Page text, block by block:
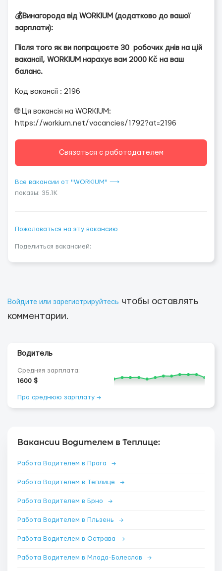
💰Винагорода від WORKIUM (додатково до вашої
зарплати):
Після того як ви попрацюєте 30 робочих днів на цій
вакансії, WORKIUM нарахує вам 2000 Kč на ваш
баланс.
Код вакансії : 2196
🌐 Ця вакансія на WORKIUM:
https://workium.net/vacancies/1792?at=2196
Связаться с работодателем
Все вакансии от "WORKIUM" ⟶
показы: 35.1K
Пожаловаться на эту вакансию
Поделиться вакансией:
Войдите или зарегистрируйтесь чтобы оставлять
комментарии.
Водитель
Средняя зарплата:
1600 $
Про среднюю зарплату →
Вакансии Водителем в Теплице:
Работа Водителем в Прага →
Работа Водителем в Теплице →
Работа Водителем в Брно →
Работа Водителем в Пльзень →
Работа Водителем в Острава →
Работа Водителем в Млада-Болеслав →